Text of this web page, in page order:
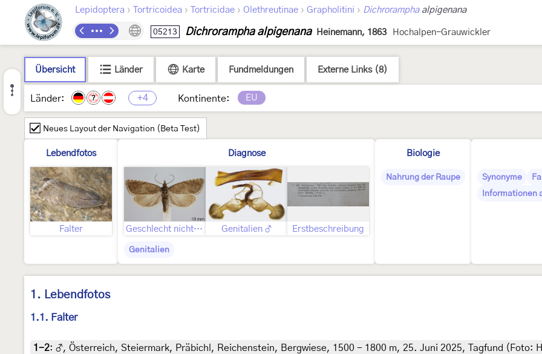
Lepidoptera › Tortricoidea › Tortricidae › Olethreutinae › Grapholitini › Dichroramphaalpigenana
05213 Dichrorampha alpigenana Heinemann, 1863 Hochalpen-Grauwickler
Übersicht Länder Karte Fundmeldungen Externe Links (8)
Länder: ? +4 Kontinente: EU
Neues Layout der Navigation (Beta Test)
Lebendfotos
Falter
Diagnose
Geschlecht nicht bestimmt Genitalien ♂ Erstbeschreibung
Genitalien
Biologie
Nahrung der Raupe Synonyme
Informationen
1. Lebendfotos
1.1. Falter
1-2: ♂, Österreich, Steiermark, Präbichl, Reichenstein, Bergwiese, 1500 - 1800 m, 25. Juni 2025, Tagfund (Foto: